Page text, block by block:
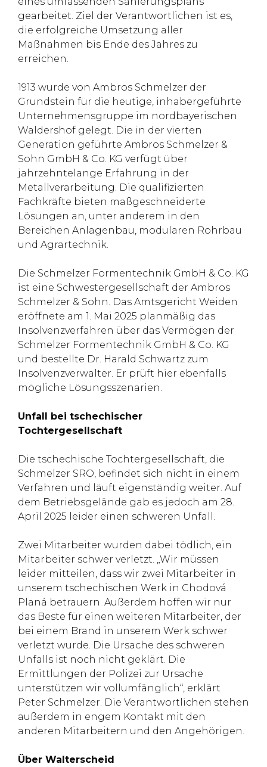
gearbeitet. Ziel der Verantwortlichen ist es,
die erfolgreiche Umsetzung aller
Maßnahmen bis Ende des Jahres zu
erreichen.
1913 wurde von Ambros Schmelzer der
Grundstein für die heutige, inhabergeführte
Unternehmensgruppe im nordbayerischen
Waldershof gelegt. Die in der vierten
Generation geführte Ambros Schmelzer &
Sohn GmbH & Co. KG verfügt über
jahrzehntelange Erfahrung in der
Metallverarbeitung. Die qualifizierten
Fachkräfte bieten maßgeschneiderte
Lösungen an, unter anderem in den
Bereichen Anlagenbau, modularen Rohrbau
und Agrartechnik.
Die Schmelzer Formentechnik GmbH & Co. KG
ist eine Schwestergesellschaft der Ambros
Schmelzer & Sohn. Das Amtsgericht Weiden
eröffnete am 1. Mai 2025 planmäßig das
Insolvenzverfahren über das Vermögen der
Schmelzer Formentechnik GmbH & Co. KG
und bestellte Dr. Harald Schwartz zum
Insolvenzverwalter. Er prüft hier ebenfalls
mögliche Lösungsszenarien.
Unfall bei tschechischer
Tochtergesellschaft
Die tschechische Tochtergesellschaft, die
Schmelzer SRO, befindet sich nicht in einem
Verfahren und läuft eigenständig weiter. Auf
dem Betriebsgelände gab es jedoch am 28.
April 2025 leider einen schweren Unfall.
Zwei Mitarbeiter wurden dabei tödlich, ein
Mitarbeiter schwer verletzt. „Wir müssen
leider mitteilen, dass wir zwei Mitarbeiter in
unserem tschechischen Werk in Chodová
Planá betrauern. Außerdem hoffen wir nur
das Beste für einen weiteren Mitarbeiter, der
bei einem Brand in unserem Werk schwer
verletzt wurde. Die Ursache des schweren
Unfalls ist noch nicht geklärt. Die
Ermittlungen der Polizei zur Ursache
unterstützen wir vollumfänglich“, erklärt
Peter Schmelzer. Die Verantwortlichen stehen
außerdem in engem Kontakt mit den
anderen Mitarbeitern und den Angehörigen.
Über Walterscheid